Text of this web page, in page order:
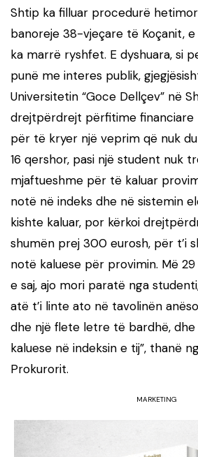
Shtip ka filluar procedurë
banoreje 38-vjeçare të Koçanit,
ka marrë ryshfet. E dyshuara, si
punë me interes publik,
Universitetin “Goce Dellçev” në
drejtpërdrejt përfitime financiare
për të kryer një veprim që nuk
16 qershor, pasi një student nuk
mjaftueshme për të kaluar
notë në indeks dhe në sistemin
kishte kaluar, por kërkoi
shumën prej 300 eurosh, për t’i
notë kaluese për provimin. Më
e saj, ajo mori paratë nga
atë t’i linte ato në tavolinën
dhe një flete letre të bardhë,
kaluese në indeksin e tij”, thanë
Prokurorit.
MARKETING